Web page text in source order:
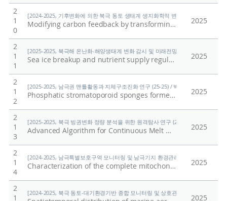
2
1
0
[2024-2025, 기후변화에 의한 북극 동토 생태계 생지화학적 변화 이해 (24-25) / 정
Modifying carbon feedback by transforming arctic soil into biochar 2025
2
1
1
[2025-2025, 북극해 온난화-해양생태계 변화 감시 및 미래전망 연구 (25-25) / 양은
Sea ice breakup and nutrient supply regulate the timing and magnitude of algal export over the slopes of the Pacific Arctic region 2025
2
1
2
[2025-2025, 남극권 맨틀활동과 지체구조진화 연구 (25-25) / 박숭현]
Phosphatic stromatoporoid sponges formed reefs ~480 Mya 2025
2
1
3
[2025-2025, 북극 빙권변화 정량 분석을 위한 원격탐사 연구 (25-25) / 김현철]
Advanced Algorithm for Continuous Melt Onset Detection on Arctic Sea Ice 2025
2
1
4
[2024-2025, 남극특별보호구역 모니터링 및 남극기지 환경관리에 관한 연구(11)
Characterization of the complete mitochondrial genome and phylogenetic analysis of the Southern giant petrel (Macronectes giganteus, Procellariiformes: Procellariidae) 2025
2
1
[2024-2025, 북극 동토-대기환경기반 종합 모니터링 및 상호관계 규명 (24-25) / 이
2025